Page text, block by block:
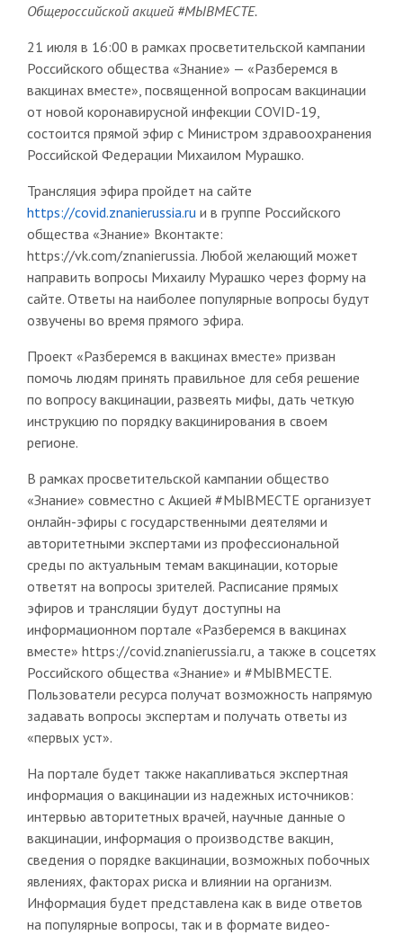
Общероссийской акцией #МЫВМЕСТЕ.
21 июля в 16:00 в рамках просветительской кампании
Российского общества «Знание» — «Разберемся в
вакцинах вместе», посвященной вопросам вакцинации
от новой коронавирусной инфекции COVID-19,
состоится прямой эфир с Министром здравоохранения
Российской Федерации Михаилом Мурашко.
Трансляция эфира пройдет на сайте
https://covid.znanierussia.ru и в группе Российского
общества «Знание» Вконтакте:
https://vk.com/znanierussia. Любой желающий может
направить вопросы Михаилу Мурашко через форму на
сайте. Ответы на наиболее популярные вопросы будут
озвучены во время прямого эфира.
Проект «Разберемся в вакцинах вместе» призван
помочь людям принять правильное для себя решение
по вопросу вакцинации, развеять мифы, дать четкую
инструкцию по порядку вакцинирования в своем
регионе.
В рамках просветительской кампании общество
«Знание» совместно с Акцией #МЫВМЕСТЕ организует
онлайн-эфиры с государственными деятелями и
авторитетными экспертами из профессиональной
среды по актуальным темам вакцинации, которые
ответят на вопросы зрителей. Расписание прямых
эфиров и трансляции будут доступны на
информационном портале «Разберемся в вакцинах
вместе» https://covid.znanierussia.ru, а также в соцсетях
Российского общества «Знание» и #МЫВМЕСТЕ.
Пользователи ресурса получат возможность напрямую
задавать вопросы экспертам и получать ответы из
«первых уст».
На портале будет также накапливаться экспертная
информация о вакцинации из надежных источников:
интервью авторитетных врачей, научные данные о
вакцинации, информация о производстве вакцин,
сведения о порядке вакцинации, возможных побочных
явлениях, факторах риска и влиянии на организм.
Информация будет представлена как в виде ответов
на популярные вопросы, так и в формате видео-